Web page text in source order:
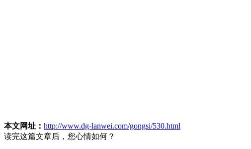
本文网址： http://www.dg-lanwei.com/gongsi/530.html
读完这篇文章后，您心情如何？